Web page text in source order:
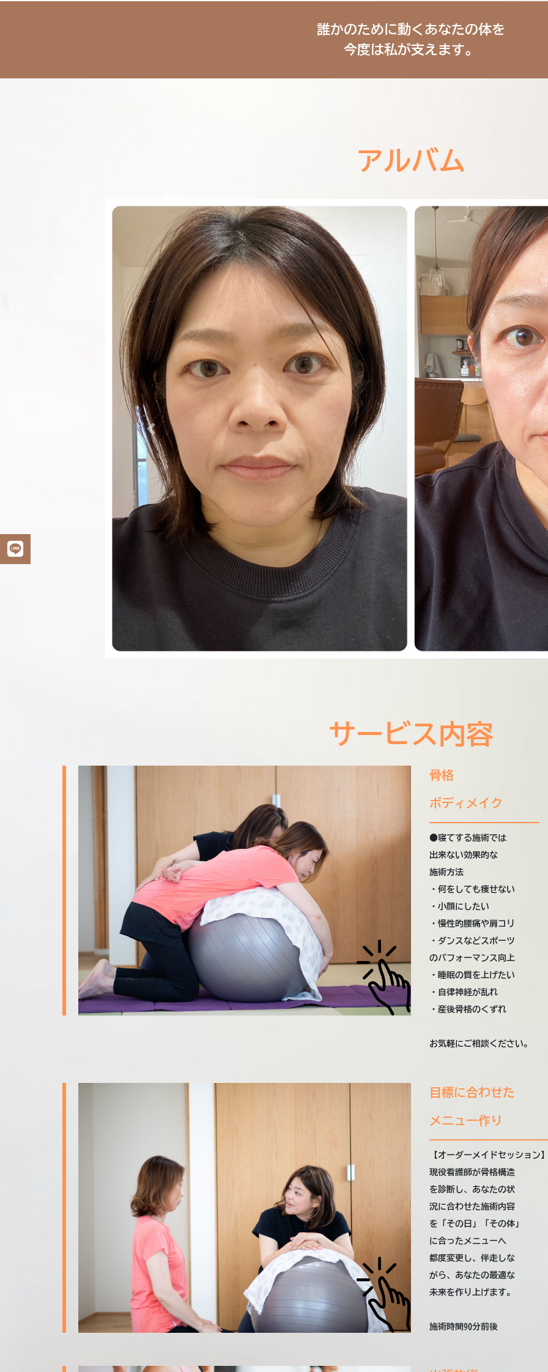
誰かのために動くあなたの体を
今度は私が支えます。
アルバム
Previous
サービス内容
骨格
ボディメイク
●寝てする施術では
出来ない効果的な
施術方法
・何をしても痩せない
・小顔にしたい
・慢性的腰痛や肩コリ
・ダンスなどスポーツ
のパフォーマンス向上
・睡眠の質を上げたい
・自律神経が乱れ
・産後骨格のくずれ
お気軽にご相談ください。
目標に合わせた
メニュー作り
【オーダーメイドセッション
現役看護師が骨格構造
を診断し、あなたの状
況に合わせた施術内容
を「その日」「その体」
に合ったメニューへ
都度変更し、伴走しな
がら、あなたの最適な
未来を作り上げます。
施術時間90分前後